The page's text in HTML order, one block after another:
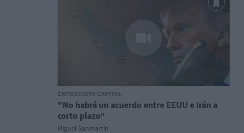
ENTREVISTA CAPITAL
"No habrá un acuerdo entre EEUU e Irán a
corto plazo"
Miguel Sanmartín